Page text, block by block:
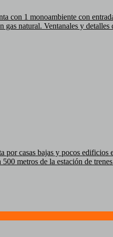
con 1 monoambiente con
natural. Ventanales y
casas bajas y pocos
metros de la estación de